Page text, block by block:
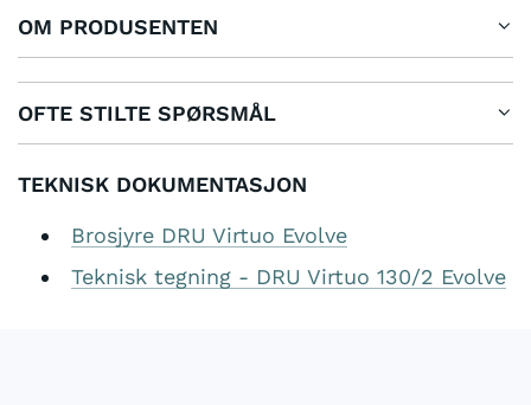
OM PRODUSENTEN
OFTE STILTE SPØRSMÅL
TEKNISK DOKUMENTASJON
Brosjyre DRU Virtuo Evolve
Teknisk tegning - DRU Virtuo 130/2 Evolve